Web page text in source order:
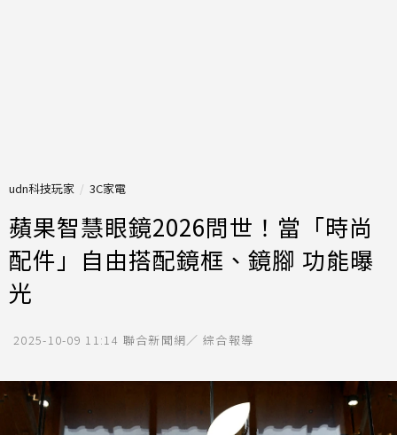
udn科技玩家 3C家電
蘋果智慧眼鏡2026問世！當「時尚
配件」自由搭配鏡框、鏡腳 功能曝
光
2025-10-09 11:14 聯合新聞網／ 綜合報導